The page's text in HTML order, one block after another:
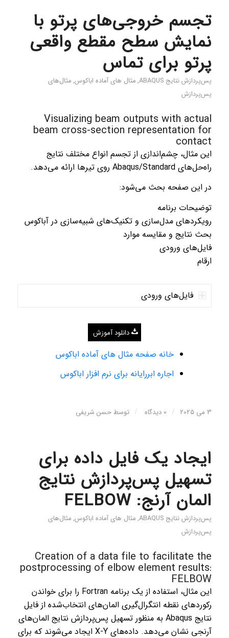
تجسم خروجی‌های پرتو با
نمایش سطح مقطع واقعی
پرتو برای تماس
پس‌پردازش نتایج ABAQUS , مثال های آماده اباکوس, مثال‌های
پس‌پردازش
Visualizing beam outputs with actual
beam cross-section representation for
contact
این مثال، چشم‌اندازی از تجسم انواع مختلف نتایج
راه‌حل‌های Abaqus/Standard روی تیرها ارائه می‌دهد.
در این صفحه بحث می‌شود:
توضیحات برنامه
رویکردهای مدل‌سازی و تکنیک‌های شبیه‌سازی در آباکوس
بحث نتایج و مقایسه موارد
فایل‌های ورودی
ارقام
فایل‌های ورودی
دانلود آموزش
خانه صفحه مثال های آماده اباکوس
اجاره ابررایانه برای نرم افزار اباکوس
3 می 2025 / 0 دیدگاه / توسطحسن شریفی
ایجاد یک فایل داده برای
تسهیل پس‌پردازش نتایج
المان آرنج: FELBOW
پس‌پردازش نتایج ABAQUS , مثال های آماده اباکوس, مثال‌های
پس‌پردازش
Creation of a data file to facilitate the
postprocessing of elbow element results:
FELBOW
این مثال، استفاده از یک برنامه Fortran را برای خواندن
رکوردهای نقطه انتگرال‌گیری المان‌های انتخاب‌شده از فایل
نتایج Abaqus به منظور تسهیل پس‌پردازش نتایج المان‌های
آرنجی نشان می‌دهد. داده‌های X-Y ایجاد می‌شوند که برای